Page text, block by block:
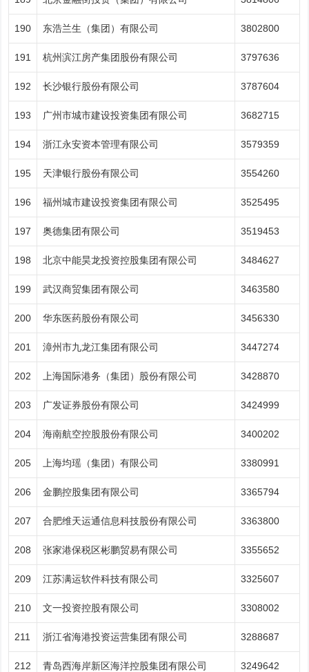
190 东浩兰生（集团）有限公司 3802800
191 杭州滨江房产集团股份有限公司 3797636
192 长沙银行股份有限公司 3787604
193 广州市城市建设投资集团有限公司 3682715
194 浙江永安资本管理有限公司 3579359
195 天津银行股份有限公司 3554260
196 福州城市建设投资集团有限公司 3525495
197 奥德集团有限公司 3519453
198 北京中能昊龙投资控股集团有限公司 3484627
199 武汉商贸集团有限公司 3463580
200 华东医药股份有限公司 3456330
201 漳州市九龙江集团有限公司 3447274
202 上海国际港务（集团）股份有限公司 3428870
203 广发证券股份有限公司 3424999
204 海南航空控股股份有限公司 3400202
205 上海均瑶（集团）有限公司 3380991
206 金鹏控股集团有限公司 3365794
207 合肥维天运通信息科技股份有限公司 3363800
208 张家港保税区彬鹏贸易有限公司 3355652
209 江苏满运软件科技有限公司 3325607
210 文一投资控股有限公司 3308002
211 浙江省海港投资运营集团有限公司 3288687
212 青岛西海岸新区海洋控股集团有限公司 3249642